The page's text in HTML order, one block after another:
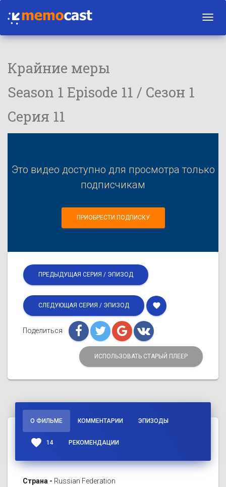
Крайние меры
Season 1 Episode 11 / Сезон 1
Серия 11
Это видео доступно для просмотра только
подписчикам
ПРИОБРЕСТИ ПОДПИСКУ
ПРЕДЫДУЩАЯ СЕРИЯ / ЭПИЗОД
СЛЕДУЮЩАЯ СЕРИЯ / ЭПИЗОД favorite
Поделиться
ИСПОЛЬЗОВАТЬ СТАРЫЙ ПЛЕЕР
О ФИЛЬМЕ КОММЕНТАРИИ ЭПИЗОДЫ
favorite 14 РЕКОМЕНДАЦИИ
Страна - Russian Federation